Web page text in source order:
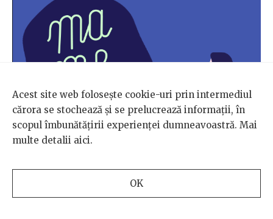
Acest site web folosește cookie-uri prin intermediul
cărora se stochează și se prelucrează informații, în
scopul îmbunătățirii experienței dumneavoastră. Mai
multe detalii aici.
OK